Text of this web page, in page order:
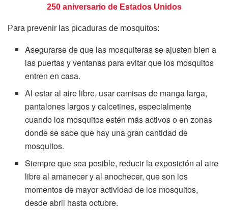
250 aniversario de Estados Unidos
Para prevenir las picaduras de mosquitos:
Asegurarse de que las mosquiteras se ajusten bien a
las puertas y ventanas para evitar que los mosquitos
entren en casa.
Al estar al aire libre, usar camisas de manga larga,
pantalones largos y calcetines, especialmente
cuando los mosquitos estén más activos o en zonas
donde se sabe que hay una gran cantidad de
mosquitos.
Siempre que sea posible, reducir la exposición al aire
libre al amanecer y al anochecer, que son los
momentos de mayor actividad de los mosquitos,
desde abril hasta octubre.